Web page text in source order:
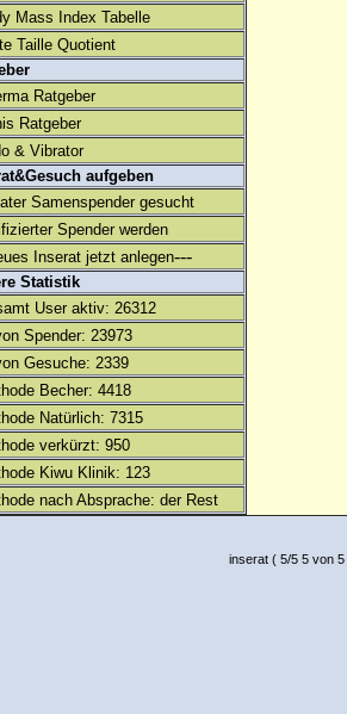
Mass Index Tabelle
Taille Quotient
Ratgeber
Ratgeber
& Vibrator
aufgeben
Samenspender gesucht
Spender werden
Inserat jetzt anlegen---
Statistik
User aktiv: 26312
Spender: 23973
Gesuche: 2339
Becher: 4418
Natürlich: 7315
verkürzt: 950
Kiwu Klinik: 123
nach Absprache: der Rest
inserat( 5/5 5 von 5